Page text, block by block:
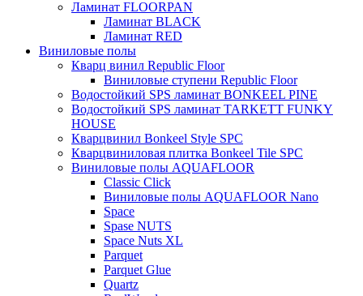
Ламинат FLOORPAN
Ламинат BLACK
Ламинат RED
Виниловые полы
Кварц винил Republic Floor
Виниловые ступени Republic Floor
Водостойкий SPS ламинат BONKEEL PINE
Водостойкий SPS ламинат TARKETT FUNKY
HOUSE
Кварцвинил Bonkeel Style SPC
Кварцвиниловая плитка Bonkeel Tile SPC
Виниловые полы AQUAFLOOR
Classic Click
Виниловые полы AQUAFLOOR Nano
Space
Spase NUTS
Space Nuts XL
Parquet
Parquet Glue
Quartz